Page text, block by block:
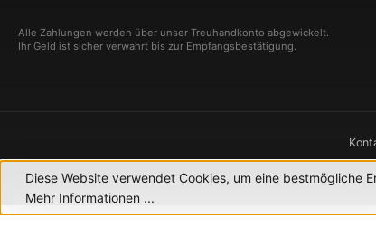
Alle Zahlungen werden über unser Treuhandkonto abgewickelt.
Ihr Geld ist sicher verwahrt bis zur Empfangsbestätigung.
Diese Website verwendet Cookies, um eine bestmögliche
Mehr Informationen ...